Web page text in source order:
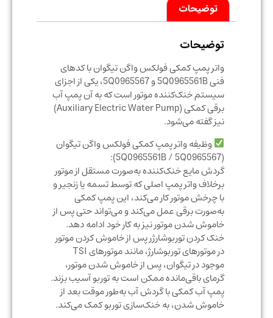
توضیحات
توضیحات
واتر پمپ کمکی فولکس واگن تیگوان با کدهای
فنی 5Q0965561B و 5Q0965567، یکی از اجزای
سیستم خنک‌کننده موتور است که به آن پمپ آب
برقی کمکی (Auxiliary Electric Water Pump)
نیز گفته می‌شود.
وظیفه واتر پمپ کمکی فولکس واگن تیگوان
گردش مایع خنک‌کننده به‌صورت مستقل از موتور
برخلاف واتر پمپ اصلی که توسط تسمه یا زنجیر و
با چرخش موتور کار می‌کند، این پمپ کمکی
به‌صورت برقی عمل می‌کند و می‌تواند حتی پس از
خاموش شدن موتور نیز به کار خود ادامه دهد.
خنک کردن توربوشارژر پس از خاموش کردن موتور
در موتورهای توربوشارژ، مانند موتورهای TSI
موجود در تیگوان، پس از خاموش شدن موتور،
گرمای باقی‌مانده ممکن است به توربو آسیب بزند.
پمپ آب کمکی با گردش آب به‌طور موقت بعد از
خاموش شدن، به خنک‌سازی توربو کمک می‌کند.